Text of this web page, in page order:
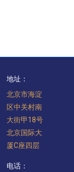
地址：
北京市海淀
区中关村南
大街甲18号
北京国际大
厦C座四层
电话：